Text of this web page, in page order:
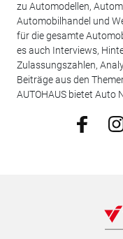
zu Automodellen,
Automobilhandel und
für die gesamte
es auch Interviews,
Zulassungszahlen,
Beiträge aus den
AUTOHAUS bietet Auto